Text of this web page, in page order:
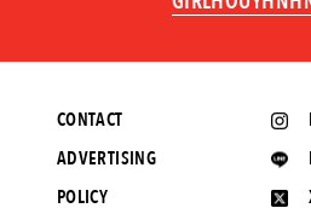
CONTACT
ADVERTISING
POLICY